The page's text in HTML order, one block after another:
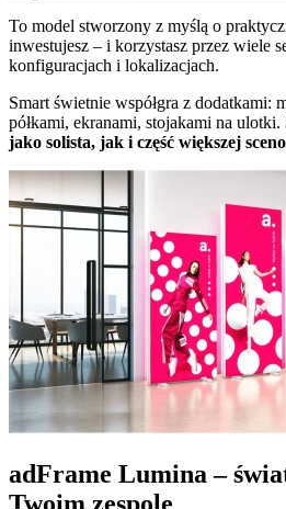
To model stworzony z myślą o
inwestujesz – i korzystasz przez wiele
konfiguracjach i lokalizacjach.
Smart świetnie współgra z dodatkami:
półkami, ekranami, stojakami na ulotki.
jako solista, jak i część większej
adFrame Lumina –